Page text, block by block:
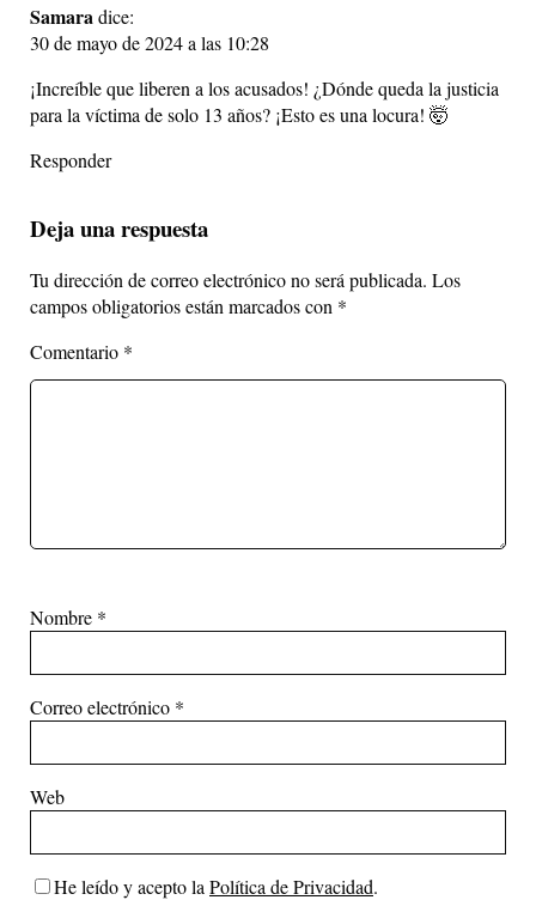
Samaradice:
30 de mayo de 2024 a las 10:28
¡Increíble que liberen a los acusados! ¿Dónde queda la justicia
para la víctima de solo 13 años? ¡Esto es una locura! 🤯
Responder
Deja una respuesta
Tu dirección de correo electrónico no será publicada. Los
campos obligatorios están marcados con *
Comentario *
Nombre *
Correo electrónico *
Web
He leído y acepto la Política de Privacidad.